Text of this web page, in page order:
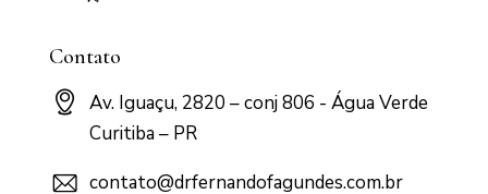
Contato
Av. Iguaçu, 2820 – conj 806 - Água Verde
Curitiba – PR
contato@drfernandofagundes.com.br